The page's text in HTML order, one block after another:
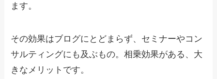
ます。
その効果はブログにとどまらず、セミナーやコン
サルティングにも及ぶもの。相乗効果がある、大
きなメリットです。